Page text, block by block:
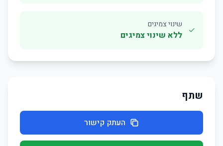
✓
שינוי צמיגים
ללא שינוי צמיגים
שתף
העתק קישור